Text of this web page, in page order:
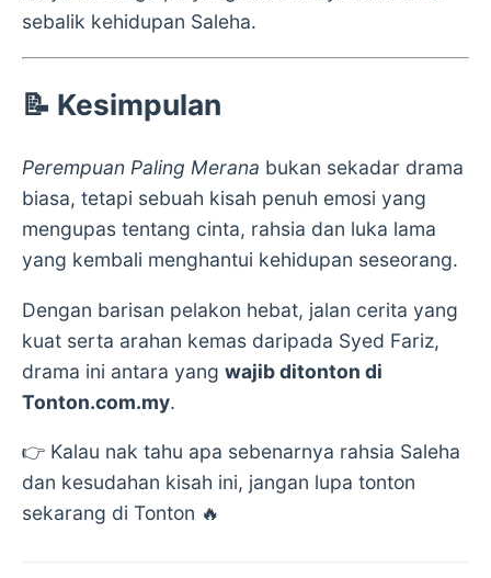
sebalik kehidupan Saleha.
📝 Kesimpulan
Perempuan Paling Merana bukan sekadar drama
biasa, tetapi sebuah kisah penuh emosi yang
mengupas tentang cinta, rahsia dan luka lama
yang kembali menghantui kehidupan seseorang.
Dengan barisan pelakon hebat, jalan cerita yang
kuat serta arahan kemas daripada Syed Fariz,
drama ini antara yang wajib ditonton di
Tonton.com.my.
👉 Kalau nak tahu apa sebenarnya rahsia Saleha
dan kesudahan kisah ini, jangan lupa tonton
sekarang di Tonton 🔥